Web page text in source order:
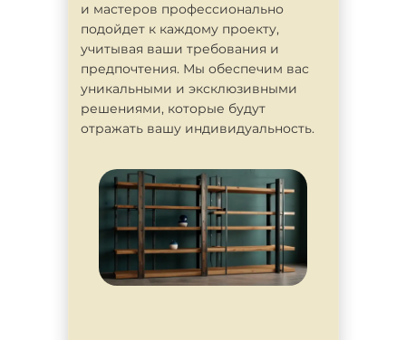
и мастеров профессионально
подойдет к каждому проекту,
учитывая ваши требования и
предпочтения. Мы обеспечим вас
уникальными и эксклюзивными
решениями, которые будут
отражать вашу индивидуальность.